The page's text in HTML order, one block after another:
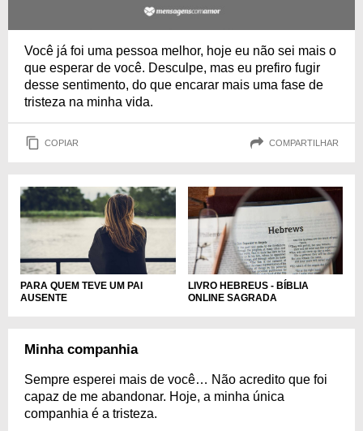
Você já foi uma pessoa melhor, hoje eu não sei mais o
que esperar de você. Desculpe, mas eu prefiro fugir
desse sentimento, do que encarar mais uma fase de
tristeza na minha vida.
COPIAR COMPARTILHAR
PARA QUEM TEVE UM PAI
AUSENTE
LIVRO HEBREUS - BÍBLIA
ONLINE SAGRADA
Minha companhia
Sempre esperei mais de você… Não acredito que foi
capaz de me abandonar. Hoje, a minha única
companhia é a tristeza.